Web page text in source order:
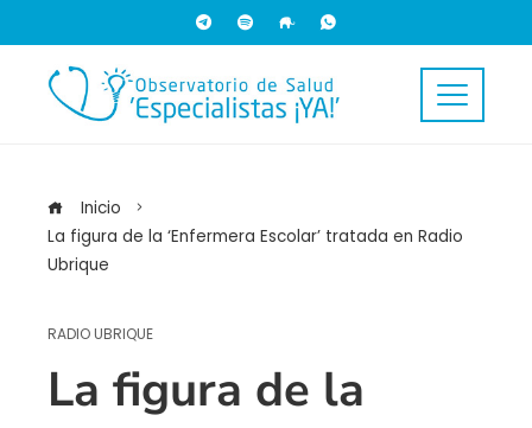
Inicio
La figura de la ‘Enfermera Escolar’ tratada en Radio
Ubrique
RADIO UBRIQUE
La figura de la